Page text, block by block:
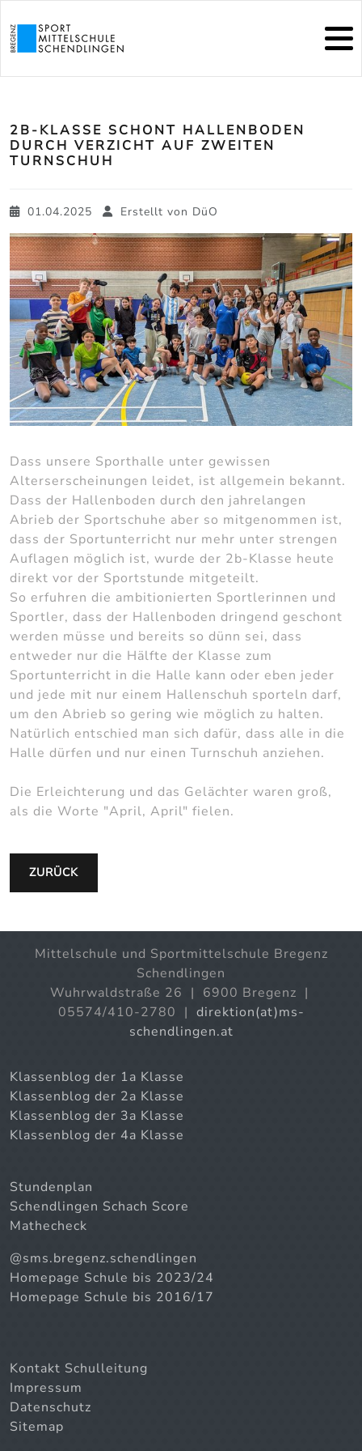
2B-KLASSE SCHONT HALLENBODEN
DURCH VERZICHT AUF ZWEITEN
TURNSCHUH
01.04.2025 Erstellt von DüO
Dass unsere Sporthalle unter gewissen
Alterserscheinungen leidet, ist allgemein bekannt.
Dass der Hallenboden durch den jahrelangen
Abrieb der Sportschuhe aber so mitgenommen ist,
dass der Sportunterricht nur mehr unter strengen
Auflagen möglich ist, wurde der 2b-Klasse heute
direkt vor der Sportstunde mitgeteilt.
So erfuhren die ambitionierten Sportlerinnen und
Sportler, dass der Hallenboden dringend geschont
werden müsse und bereits so dünn sei, dass
entweder nur die Hälfte der Klasse zum
Sportunterricht in die Halle kann oder eben jeder
und jede mit nur einem Hallenschuh sporteln darf,
um den Abrieb so gering wie möglich zu halten.
Natürlich entschied man sich dafür, dass alle in die
Halle dürfen und nur einen Turnschuh anziehen.
Die Erleichterung und das Gelächter waren groß,
als die Worte "April, April" fielen.
ZURÜCK
Mittelschule und Sportmittelschule Bregenz
Schendlingen
Wuhrwaldstraße 26 | 6900 Bregenz |
05574/410-2780 | direktion(at)ms-
schendlingen.at
Klassenblog der 1a Klasse
Klassenblog der 2a Klasse
Klassenblog der 3a Klasse
Klassenblog der 4a Klasse
Stundenplan
Schendlingen Schach Score
Mathecheck
@sms.bregenz.schendlingen
Homepage Schule bis 2023/24
Homepage Schule bis 2016/17
Kontakt Schulleitung
Impressum
Datenschutz
Sitemap